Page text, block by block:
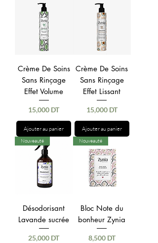
Crème De Soins
Sans Rinçage
Effet Volume
Prix
15,000 DT
Ajouter au panier
Crème De Soins
Sans Rinçage
Effet Lissant
Prix
15,000 DT
Ajouter au panier
Nouveauté
Désodorisant
Lavande sucrée
Prix
25,000 DT
Nouveauté
Bloc Note du
bonheur Zynia
Prix
8,500 DT